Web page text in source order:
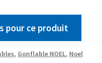
pour ce produit
, Gonflable NOEL, Noel